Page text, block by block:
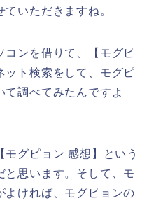
いただきますね。
コンを借りて、【モグピ
ト検索をして、モグピ
て調べてみたんですよ
グピョン 感想】という
と思います。そして、モ
よければ、モグピョンの